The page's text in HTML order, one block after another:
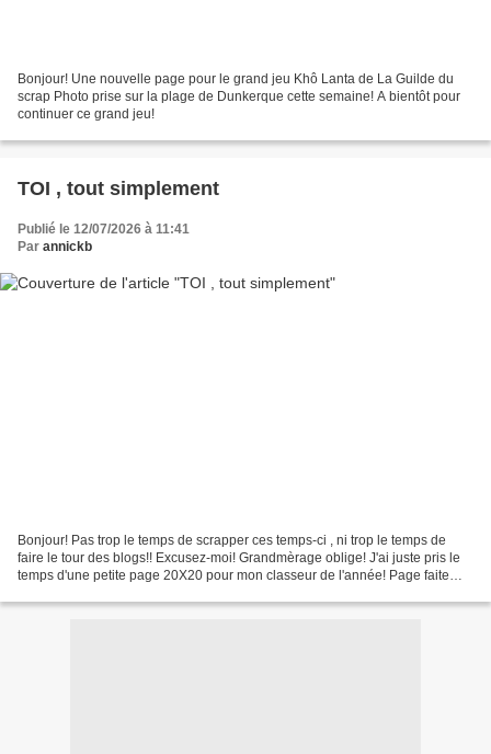
Bonjour! Une nouvelle page pour le grand jeu Khô Lanta de La Guilde du
scrap Photo prise sur la plage de Dunkerque cette semaine! A bientôt pour
continuer ce grand jeu!
TOI , tout simplement
Publié le 12/07/2026 à 11:41
Par annickb
Bonjour! Pas trop le temps de scrapper ces temps-ci , ni trop le temps de
faire le tour des blogs!! Excusez-moi! Grandmèrage oblige! J'ai juste pris le
temps d'une petite page 20X20 pour mon classeur de l'année! Page faite